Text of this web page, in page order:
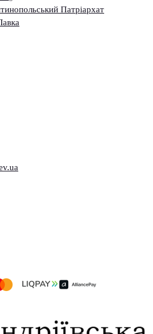
Патріархат